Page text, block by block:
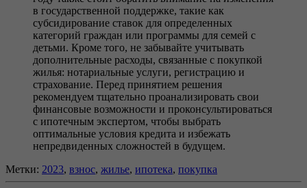
в государственной поддержке, такие как
субсидирование ставок для определенных
категорий граждан или программы для семей с
детьми. Кроме того, не забывайте учитывать
дополнительные расходы, связанные с покупкой
жилья: нотариальные услуги, регистрацию и
страхование. Перед принятием решения
рекомендуем тщательно проанализировать свои
финансовые возможности и проконсультироваться
с ипотечным экспертом, чтобы выбрать
оптимальные условия кредита и избежать
непредвиденных сложностей в будущем.
Метки: 2023, взнос, жилье, ипотека, покупка